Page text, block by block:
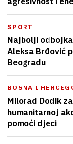
SPORT
Najbolji
Aleksa Brđović
Beogradu
BOSNA I
Milorad Dodik
humanitarnoj
pomoći djeci